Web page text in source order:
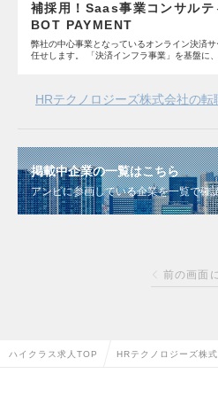
補採用！Saas事業コンサルテ
BOT PAYMENT
弊社の中心事業となっているオンライン決済
任せします。 「決済インフラ事業」を基盤に
HRテクノロジーズ株式会社の
掲載中企業の一覧はこちら
アンビに参画している企業を一覧で確
前の画面
ハイクラス求人TOP HRテクノロジーズ株